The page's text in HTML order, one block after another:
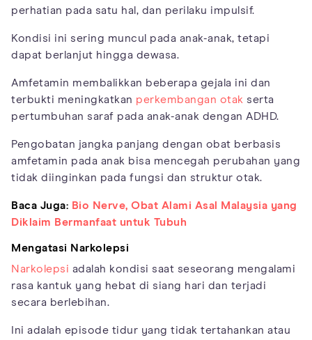
perhatian pada satu hal, dan perilaku impulsif.
Kondisi ini sering muncul pada anak-anak, tetapi
dapat berlanjut hingga dewasa.
Amfetamin membalikkan beberapa gejala ini dan
terbukti meningkatkan perkembangan otak serta
pertumbuhan saraf pada anak-anak dengan ADHD.
Pengobatan jangka panjang dengan obat berbasis
amfetamin pada anak bisa mencegah perubahan yang
tidak diinginkan pada fungsi dan struktur otak.
Baca Juga: Bio Nerve, Obat Alami Asal Malaysia yang
Diklaim Bermanfaat untuk Tubuh
Mengatasi Narkolepsi
Narkolepsi adalah kondisi saat seseorang mengalami
rasa kantuk yang hebat di siang hari dan terjadi
secara berlebihan.
Ini adalah episode tidur yang tidak tertahankan atau